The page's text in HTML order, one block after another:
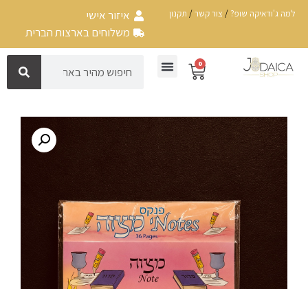
למה ג'ודאיקה שופ? / צור קשר/ תקנון
איזור אישי
משלוחים בארצות הברית
0